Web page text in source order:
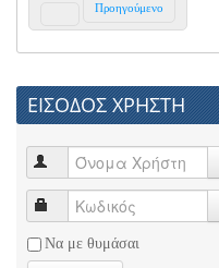
Προηγούμενο
ΕΙΣΟΔΟΣ ΧΡΗΣΤΗ
Να με θυμάσαι